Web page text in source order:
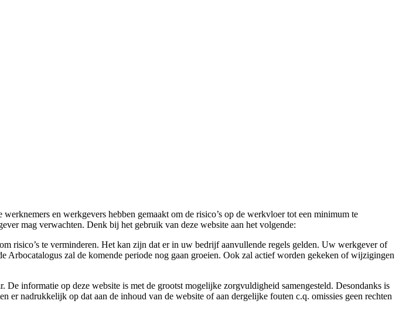
en werkgevers hebben gemaakt om de risico’s op de werkvloer tot een minimum te
mag verwachten. Denk bij het gebruik van deze website aan het volgende:
risico’s te verminderen. Het kan zijn dat er in uw bedrijf aanvullende regels gelden. Uw werkgever of
zal de komende periode nog gaan groeien. Ook zal actief worden gekeken of wijzigingen
informatie op deze website is met de grootst mogelijke zorgvuldigheid samengesteld. Desondanks is
nadrukkelijk op dat aan de inhoud van de website of aan dergelijke fouten c.q. omissies geen rechten